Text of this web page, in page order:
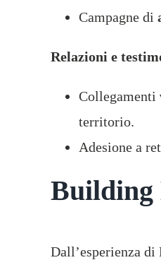
Campagne di
Relazioni e
Collegamenti
territorio.
Adesione a
Building
Dall’esperienza